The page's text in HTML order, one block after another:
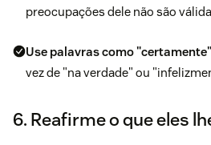
preocupações dele não são
Use palavras como
vez de "na verdade" ou
6. Reafirme o que eles